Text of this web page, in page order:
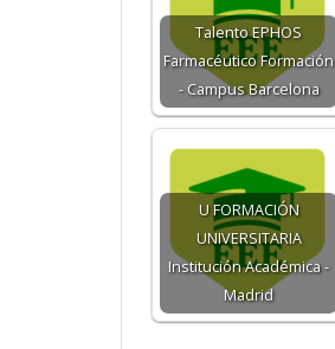
Talento EPHOS
Farmacéutico Formación
- Campus Barcelona
U FORMACIÓN
UNIVERSITARIA
Institución Académica -
Madrid